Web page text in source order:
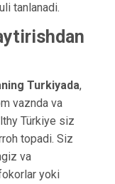
tanlanadi.
Turkiyada,
vaznda va
Türkiye siz
topadi. Siz
va
yoki